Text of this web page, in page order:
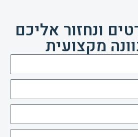
ונחזור אליכם
מקצועית